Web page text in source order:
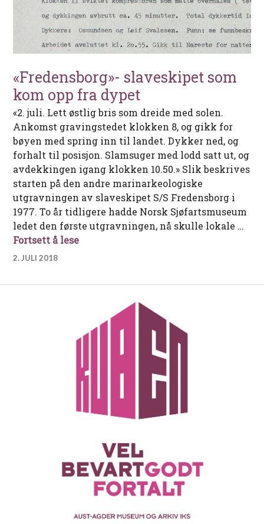
«Fredensborg»- slaveskipet som
kom opp fra dypet
«2. juli. Lett østlig bris som dreide med solen.
Ankomst gravingstedet klokken 8, og gikk for
bøyen med spring inn til landet. Dykker ned, og
forhalt til posisjon. Slamsuger med lodd satt ut, og
avdekkingen igang klokken 10.50.» Slik beskrives
starten på den andre marinarkeologiske
utgravningen av slaveskipet S/S Fredensborg i
1977. To år tidligere hadde Norsk Sjøfartsmuseum
ledet den første utgravningen, nå skulle lokale …
Fortsett å lese«Fredensborg»- slaveskipet som kom
2. JULI 2018